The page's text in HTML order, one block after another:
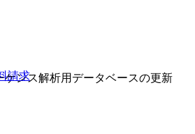
請求
ケンス解析用データベースの更新